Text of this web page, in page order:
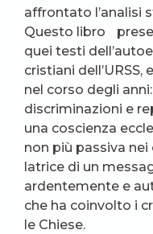
affrontato l’analisi
Questo libro
quei testi
cristiani
nel corso degli
discriminazioni e
una coscienza
non più passiva
latrice di un
ardentemente e
che ha coinvolto i
le Chiese.